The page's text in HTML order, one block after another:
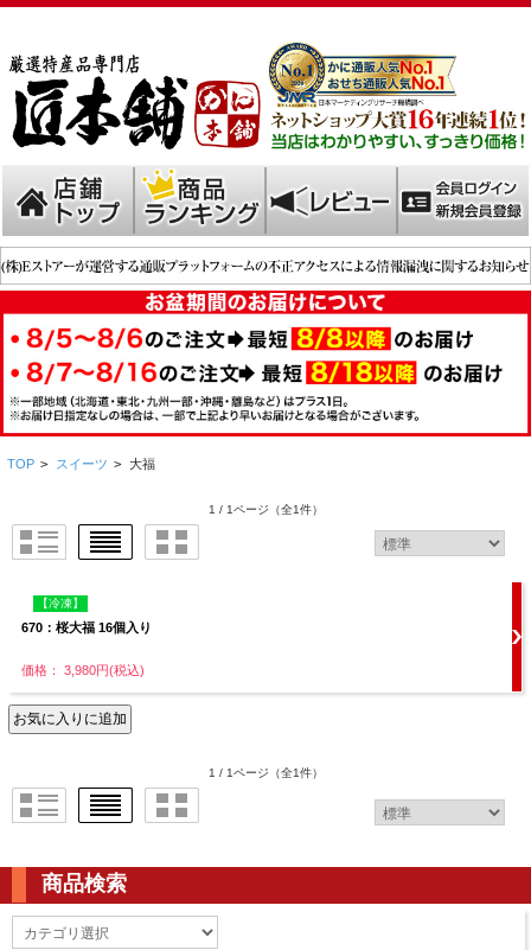
TOP > スイーツ > 大福
1 / 1ページ （全1件）
【冷凍】
670：桜大福 16個入り
価格： 3,980円(税込)
1 / 1ページ （全1件）
商品検索